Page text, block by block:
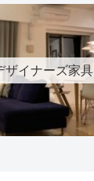
ザイナーズ家具